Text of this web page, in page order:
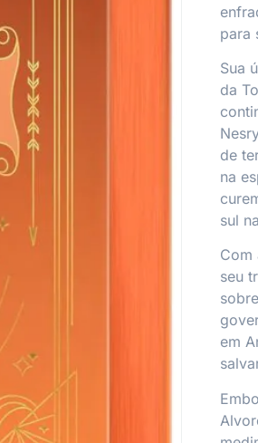
para
Sua
da
de
na
sul
Com
seu
em